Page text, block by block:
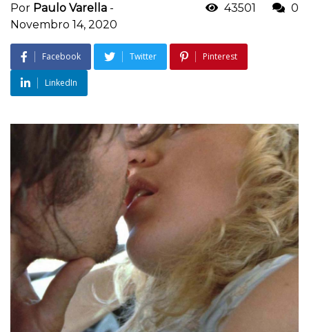
Por Paulo Varella -
Novembro 14, 2020
43501 0
Facebook Twitter Pinterest
LinkedIn